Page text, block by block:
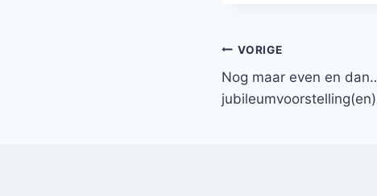
Bericht
navigatie
VORIGE
Nog maar even en